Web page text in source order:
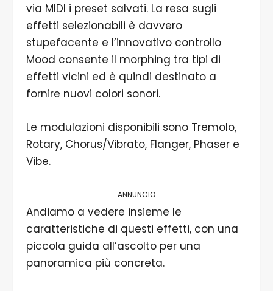
via MIDI i preset salvati. La resa sugli
effetti selezionabili è davvero
stupefacente e l’innovativo controllo
Mood consente il morphing tra tipi di
effetti vicini ed è quindi destinato a
fornire nuovi colori sonori.
Le modulazioni disponibili sono Tremolo,
Rotary, Chorus/Vibrato, Flanger, Phaser e
Vibe.
ANNUNCIO
Andiamo a vedere insieme le
caratteristiche di questi effetti, con una
piccola guida all’ascolto per una
panoramica più concreta.